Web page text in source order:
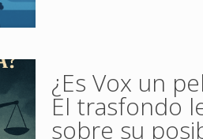
¿Es Vox un
El trasfondo
sobre su